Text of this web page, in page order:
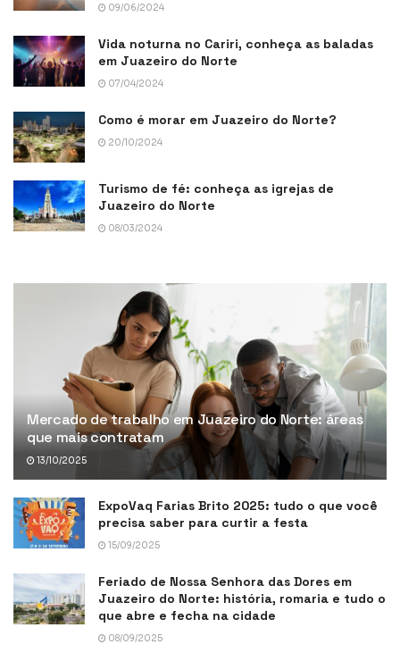
09/06/2024
Vida noturna no Cariri, conheça as baladas
em Juazeiro do Norte
07/04/2024
Como é morar em Juazeiro do Norte?
20/10/2024
Turismo de fé: conheça as igrejas de
Juazeiro do Norte
08/03/2024
Mercado de trabalho em Juazeiro do Norte: áreas
que mais contratam
13/10/2025
ExpoVaq Farias Brito 2025: tudo o que você
precisa saber para curtir a festa
15/09/2025
Feriado de Nossa Senhora das Dores em
Juazeiro do Norte: história, romaria e tudo o
que abre e fecha na cidade
08/09/2025